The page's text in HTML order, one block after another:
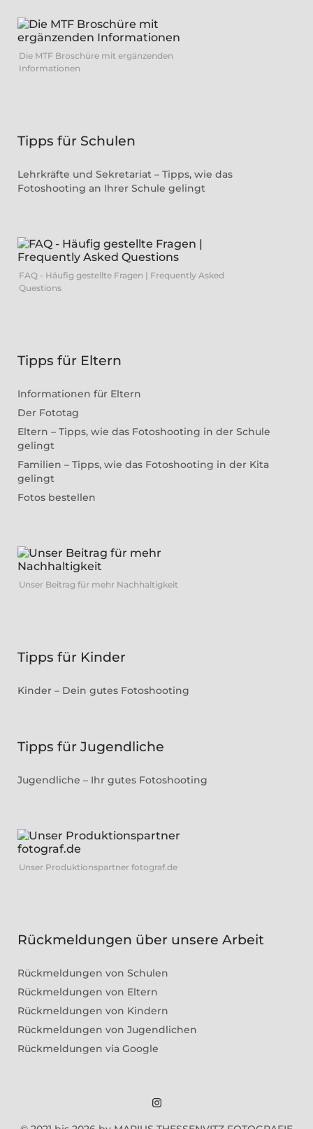
Die MTF Broschüre mit ergänzenden
Informationen
Tipps für Schulen
Lehrkräfte und Sekretariat – Tipps, wie das
Fotoshooting an Ihrer Schule gelingt
FAQ - Häufig gestellte Fragen | Frequently Asked
Questions
Tipps für Eltern
Informationen für Eltern
Der Fototag
Eltern – Tipps, wie das Fotoshooting in der Schule
gelingt
Familien – Tipps, wie das Fotoshooting in der Kita
gelingt
Fotos bestellen
Unser Beitrag für mehr Nachhaltigkeit
Tipps für Kinder
Kinder – Dein gutes Fotoshooting
Tipps für Jugendliche
Jugendliche – Ihr gutes Fotoshooting
Unser Produktionspartner fotograf.de
Rückmeldungen über unsere Arbeit
Rückmeldungen von Schulen
Rückmeldungen von Eltern
Rückmeldungen von Kindern
Rückmeldungen von Jugendlichen
Rückmeldungen via Google
Marius